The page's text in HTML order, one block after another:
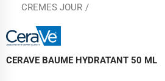
CREMES JOUR
CERAVE BAUME HYDRATANT 50 ML